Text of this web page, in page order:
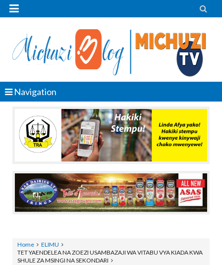
 
Navigation
Home
ELIMU
TET YAENDELEA NA ZOEZI USAMBAZAJI WA VITABU VYA KIADA KWA
SHULE ZA MSINGI NA SEKONDARI